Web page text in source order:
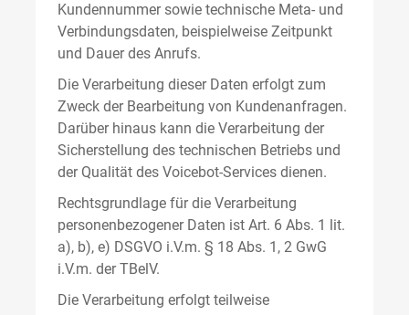
Kundennummer sowie technische Meta- und
Verbindungsdaten, beispielweise Zeitpunkt
und Dauer des Anrufs.
Die Verarbeitung dieser Daten erfolgt zum
Zweck der Bearbeitung von Kundenanfragen.
Darüber hinaus kann die Verarbeitung der
Sicherstellung des technischen Betriebs und
der Qualität des Voicebot-Services dienen.
Rechtsgrundlage für die Verarbeitung
personenbezogener Daten ist Art. 6 Abs. 1 lit.
a), b), e) DSGVO i.V.m. § 18 Abs. 1, 2 GwG
i.V.m. der TBelV.
Die Verarbeitung erfolgt teilweise